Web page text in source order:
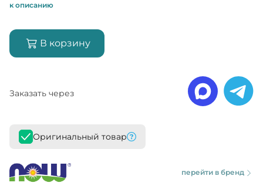
к описанию
В корзину
Заказать через
Оригинальный товар
перейти в бренд